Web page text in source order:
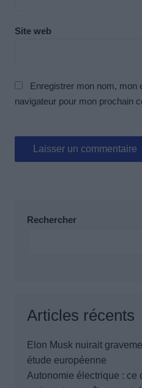
Site web
Enregistrer mon nom, mon
navigateur pour mon prochain
Rechercher
Articles récents
Elon Musk nuirait
étude européenne
Autonomie électrique : ce